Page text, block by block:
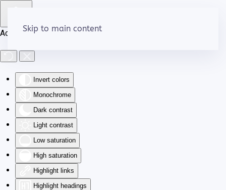
Accessibility Tools
Invert colors
Monochrome
Dark contrast
Light contrast
Low saturation
High saturation
Highlight links
Highlight headings
Skip to main content